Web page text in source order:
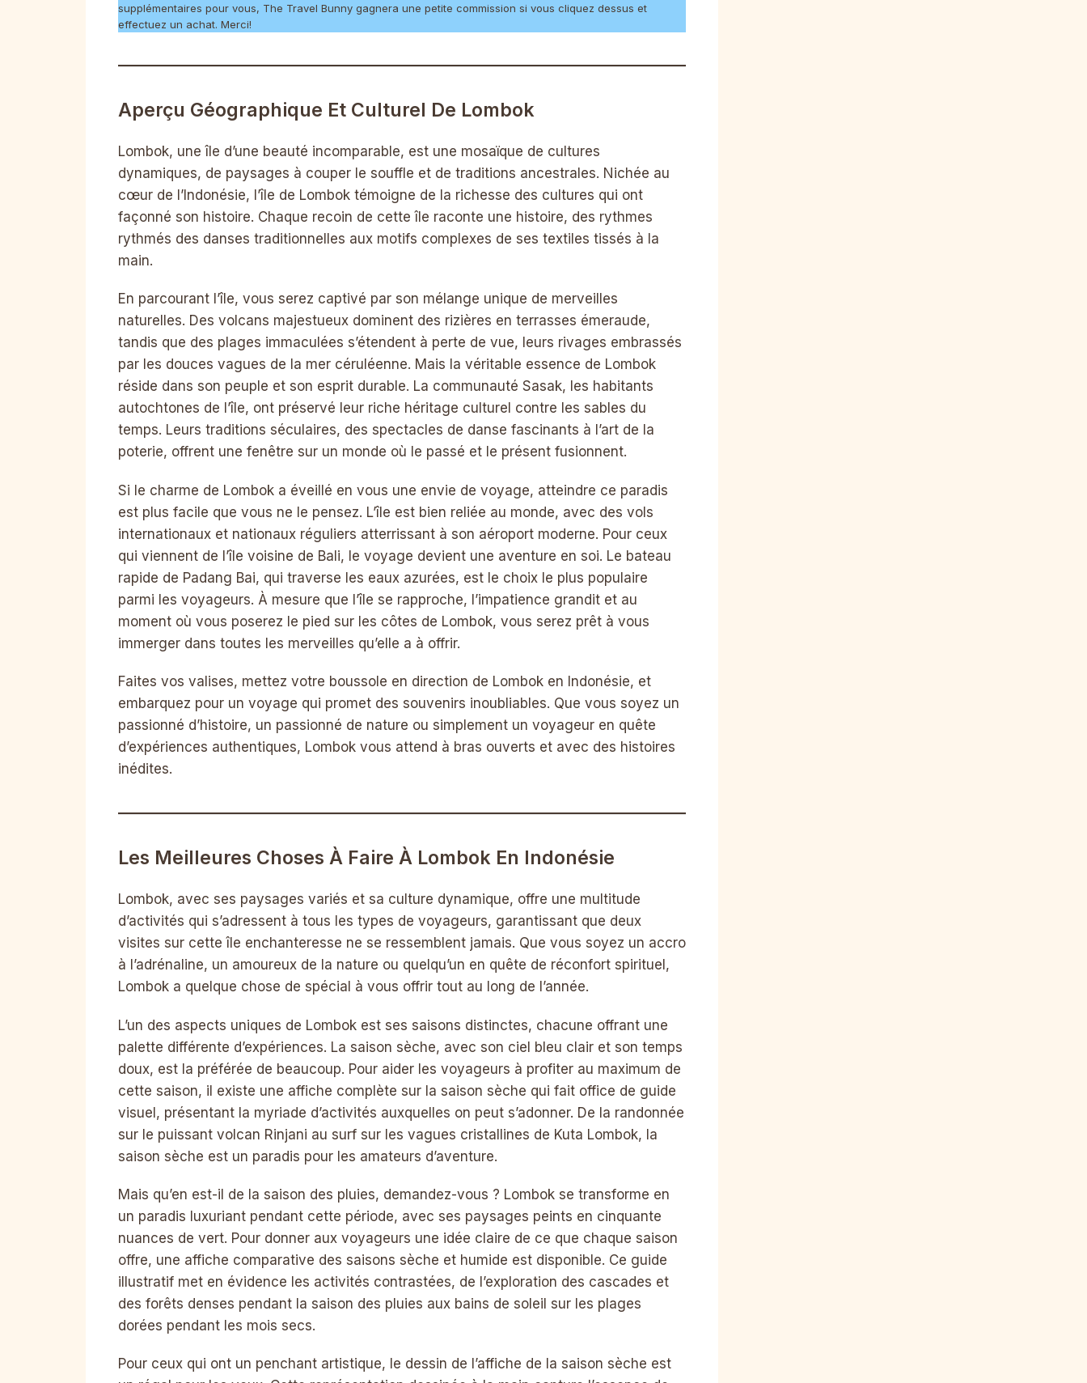
supplémentaires pour vous, The Travel Bunny gagnera une petite commission si vous cliquez dessus et
effectuez un achat. Merci!
Aperçu Géographique Et Culturel De Lombok
Lombok, une île d’une beauté incomparable, est une mosaïque de cultures
dynamiques, de paysages à couper le souffle et de traditions ancestrales. Nichée au
cœur de l’Indonésie, l’île de Lombok témoigne de la richesse des cultures qui ont
façonné son histoire. Chaque recoin de cette île raconte une histoire, des rythmes
rythmés des danses traditionnelles aux motifs complexes de ses textiles tissés à la
main.
En parcourant l’île, vous serez captivé par son mélange unique de merveilles
naturelles. Des volcans majestueux dominent des rizières en terrasses émeraude,
tandis que des plages immaculées s’étendent à perte de vue, leurs rivages embrassés
par les douces vagues de la mer céruléenne. Mais la véritable essence de Lombok
réside dans son peuple et son esprit durable. La communauté Sasak, les habitants
autochtones de l’île, ont préservé leur riche héritage culturel contre les sables du
temps. Leurs traditions séculaires, des spectacles de danse fascinants à l’art de la
poterie, offrent une fenêtre sur un monde où le passé et le présent fusionnent.
Si le charme de Lombok a éveillé en vous une envie de voyage, atteindre ce paradis
est plus facile que vous ne le pensez. L’île est bien reliée au monde, avec des vols
internationaux et nationaux réguliers atterrissant à son aéroport moderne. Pour ceux
qui viennent de l’île voisine de Bali, le voyage devient une aventure en soi. Le bateau
rapide de Padang Bai, qui traverse les eaux azurées, est le choix le plus populaire
parmi les voyageurs. À mesure que l’île se rapproche, l’impatience grandit et au
moment où vous poserez le pied sur les côtes de Lombok, vous serez prêt à vous
immerger dans toutes les merveilles qu’elle a à offrir.
Faites vos valises, mettez votre boussole en direction de Lombok en Indonésie, et
embarquez pour un voyage qui promet des souvenirs inoubliables. Que vous soyez un
passionné d’histoire, un passionné de nature ou simplement un voyageur en quête
d’expériences authentiques, Lombok vous attend à bras ouverts et avec des histoires
inédites.
Les Meilleures Choses À Faire À Lombok En Indonésie
Lombok, avec ses paysages variés et sa culture dynamique, offre une multitude
d’activités qui s’adressent à tous les types de voyageurs, garantissant que deux
visites sur cette île enchanteresse ne se ressemblent jamais. Que vous soyez un accro
à l’adrénaline, un amoureux de la nature ou quelqu’un en quête de réconfort spirituel,
Lombok a quelque chose de spécial à vous offrir tout au long de l’année.
L’un des aspects uniques de Lombok est ses saisons distinctes, chacune offrant une
palette différente d’expériences. La saison sèche, avec son ciel bleu clair et son temps
doux, est la préférée de beaucoup. Pour aider les voyageurs à profiter au maximum de
cette saison, il existe une affiche complète sur la saison sèche qui fait office de guide
visuel, présentant la myriade d’activités auxquelles on peut s’adonner. De la randonnée
sur le puissant volcan Rinjani au surf sur les vagues cristallines de Kuta Lombok, la
saison sèche est un paradis pour les amateurs d’aventure.
Mais qu’en est-il de la saison des pluies, demandez-vous ? Lombok se transforme en
un paradis luxuriant pendant cette période, avec ses paysages peints en cinquante
nuances de vert. Pour donner aux voyageurs une idée claire de ce que chaque saison
offre, une affiche comparative des saisons sèche et humide est disponible. Ce guide
illustratif met en évidence les activités contrastées, de l’exploration des cascades et
des forêts denses pendant la saison des pluies aux bains de soleil sur les plages
dorées pendant les mois secs.
Pour ceux qui ont un penchant artistique, le dessin de l’affiche de la saison sèche est